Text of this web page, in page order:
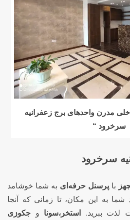
مدرن واحدهای برج زعفرانیه
سرخرود “
سرخرود
با پرسنل حرفه‌ای به شما خوشامد
شما به این مکان، تا زمانی که آنجا
لذت ببرید.
استخر،سونا و جکوزی